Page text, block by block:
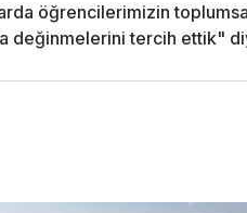
öğrencilerimizin
değinmelerini tercih ettik"